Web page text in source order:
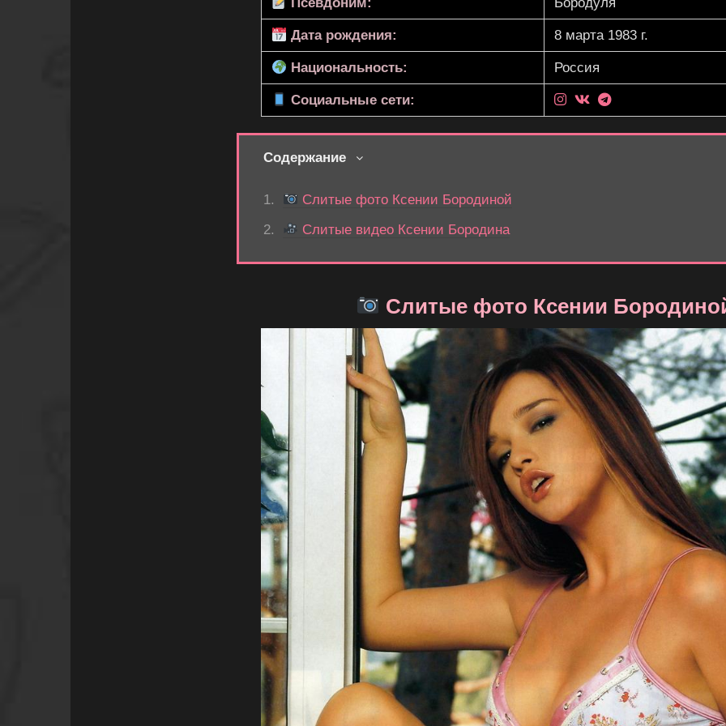
Дата рождения: 8 марта 1983 г.
Национальность: Россия
Социальные сети:
Содержание
Слитые фото Ксении Бородиной
Слитые видео Ксении Бородина
Слитые фото Ксении